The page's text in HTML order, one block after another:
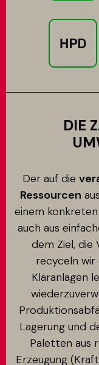
DIE
Der auf die
Ressourcen
einem
auch aus
dem Ziel, die
recyceln wir
Kläranlagen
Lagerung und
Paletten aus
Erzeugung